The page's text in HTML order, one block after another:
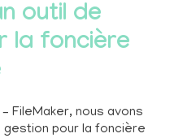
outil de
la foncière
FileMaker, nous avons
gestion pour la foncière